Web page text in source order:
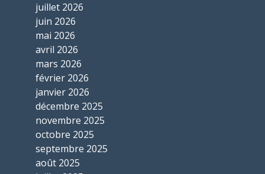
juillet 2026
juin 2026
mai 2026
avril 2026
mars 2026
février 2026
janvier 2026
décembre 2025
novembre 2025
octobre 2025
septembre 2025
août 2025